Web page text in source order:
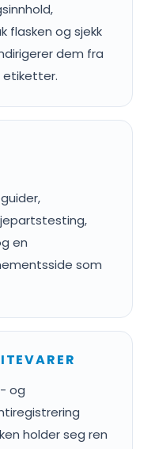
flasken og sjekk
dem fra
etiketter.
en
som
og
holder seg ren